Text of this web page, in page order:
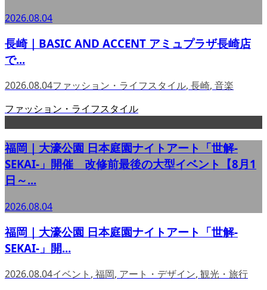
2026.08.04
長崎｜BASIC AND ACCENT アミュプラザ長崎店
で...
2026.08.04ファッション・ライフスタイル, 長崎, 音楽
ファッション・ライフスタイル
福岡｜大濠公園 日本庭園ナイトアート「世解-
SEKAI-」開催 改修前最後の大型イベント【8月1
日～...
2026.08.04
福岡｜大濠公園 日本庭園ナイトアート「世解-
SEKAI-」開...
2026.08.04イベント , 福岡, アート・デザイン, 観光・旅行